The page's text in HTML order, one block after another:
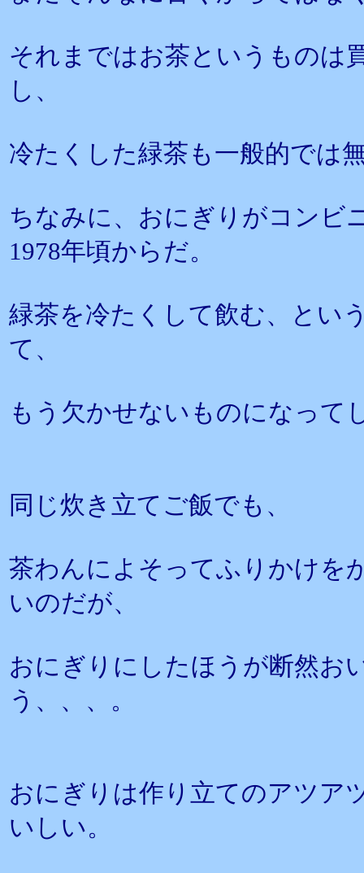
それまではお茶というものは
し、
冷たくした緑茶も一般的では
ちなみに、おにぎりがコンビ
1978年頃からだ。
緑茶を冷たくして飲む、とい
て、
もう欠かせないものになって
同じ炊き立てご飯でも、
茶わんによそってふりかけを
いのだが、
おにぎりにしたほうが断然お
う、、、。
おにぎりは作り立てのアツア
いしい。